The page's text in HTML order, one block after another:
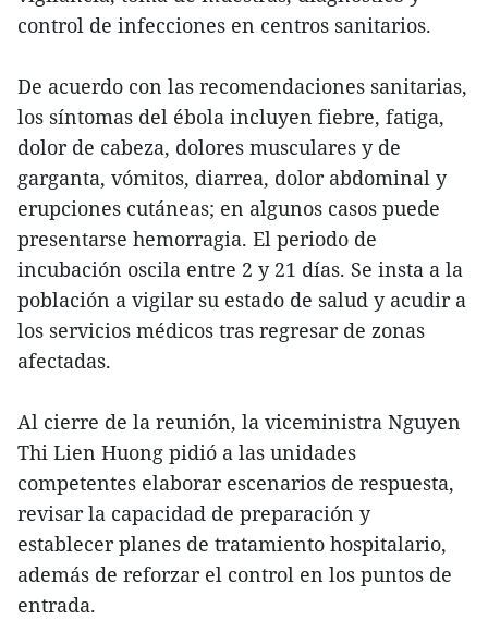
control de infecciones en centros sanitarios.
De acuerdo con las recomendaciones sanitarias,
los síntomas del ébola incluyen fiebre, fatiga,
dolor de cabeza, dolores musculares y de
garganta, vómitos, diarrea, dolor abdominal y
erupciones cutáneas; en algunos casos puede
presentarse hemorragia. El periodo de
incubación oscila entre 2 y 21 días. Se insta a la
población a vigilar su estado de salud y acudir a
los servicios médicos tras regresar de zonas
afectadas.
Al cierre de la reunión, la viceministra Nguyen
Thi Lien Huong pidió a las unidades
competentes elaborar escenarios de respuesta,
revisar la capacidad de preparación y
establecer planes de tratamiento hospitalario,
además de reforzar el control en los puntos de
entrada.